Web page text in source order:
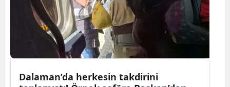
Dalaman’da herkesin takdirini